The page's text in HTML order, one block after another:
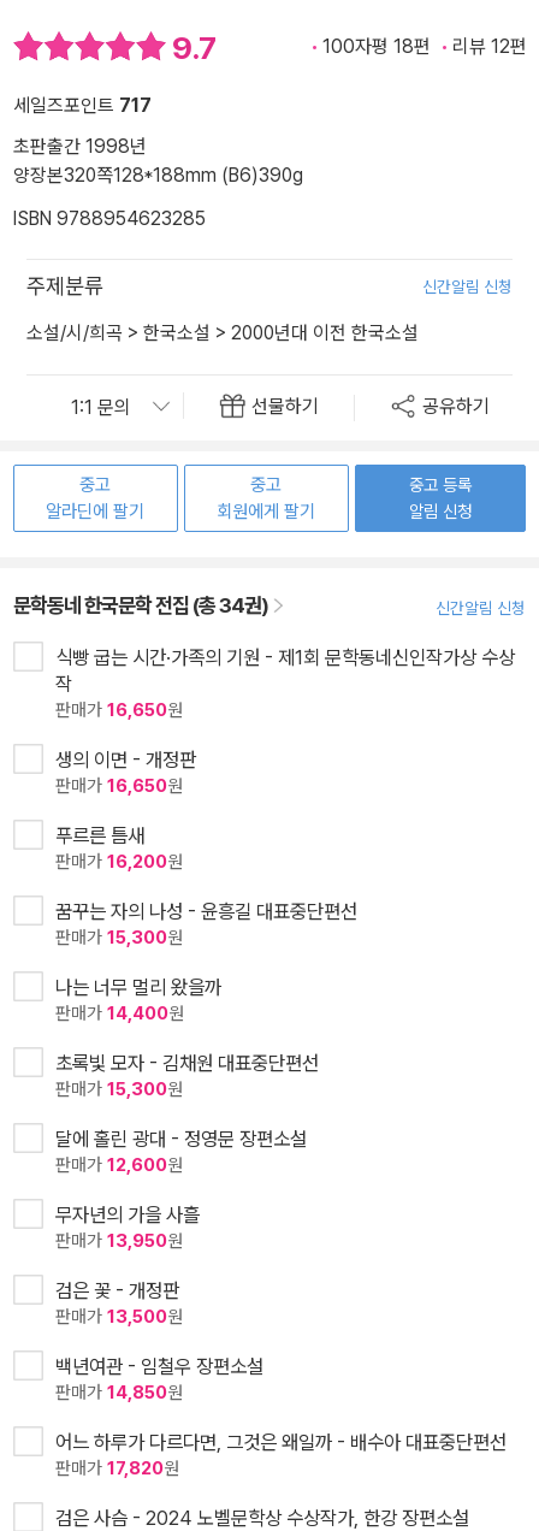
9.7 100자평 18편 리뷰 12편
세일즈포인트 717
초판출간 1998년
양장본320쪽128*188mm (B6)390g
ISBN 9788954623285
주제분류 신간알림 신청
소설/시/희곡 > 한국소설 > 2000년대 이전 한국소설
선물하기 공유하기
중고
알라딘에 팔기
중고
회원에게 팔기
중고 등록
알림 신청
문학동네 한국문학 전집 (총 34권) 신간알림 신청
식빵 굽는 시간·가족의 기원 - 제1회 문학동네신인작가상 수상
작
판매가 16,650원
생의 이면 - 개정판
판매가 16,650원
푸르른 틈새
판매가 16,200원
꿈꾸는 자의 나성 - 윤흥길 대표중단편선
판매가 15,300원
나는 너무 멀리 왔을까
판매가 14,400원
초록빛 모자 - 김채원 대표중단편선
판매가 15,300원
달에 홀린 광대 - 정영문 장편소설
판매가 12,600원
무자년의 가을 사흘
판매가 13,950원
검은 꽃 - 개정판
판매가 13,500원
백년여관 - 임철우 장편소설
판매가 14,850원
어느 하루가 다르다면, 그것은 왜일까 - 배수아 대표중단편선
판매가 17,820원
검은 사슴 - 2024 노벨문학상 수상작가, 한강 장편소설